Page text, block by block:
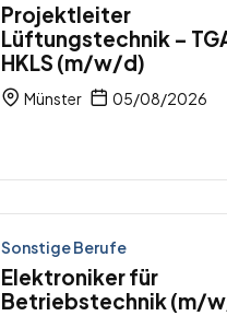
Projektleiter
Lüftungstechnik –
HKLS (m/w/d)
Münster 05/08/2026
Sonstige Berufe
Elektroniker für
Betriebstechnik (m/